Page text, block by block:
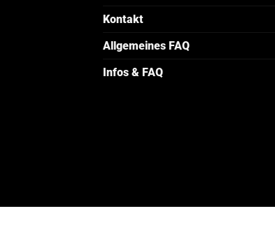
Kontakt
Allgemeines FAQ
Infos & FAQ